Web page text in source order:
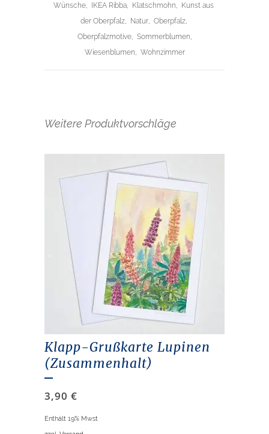
Wünsche, IKEA Ribba, Klatschmohn, Kunst aus
der Oberpfalz, Natur, Oberpfalz,
Oberpfalzmotive, Sommerblumen,
Wiesenblumen, Wohnzimmer
Weitere Produktvorschläge
Klapp-Grußkarte Lupinen
(Zusammenhalt)
3,90 €
Enthält 19% Mwst